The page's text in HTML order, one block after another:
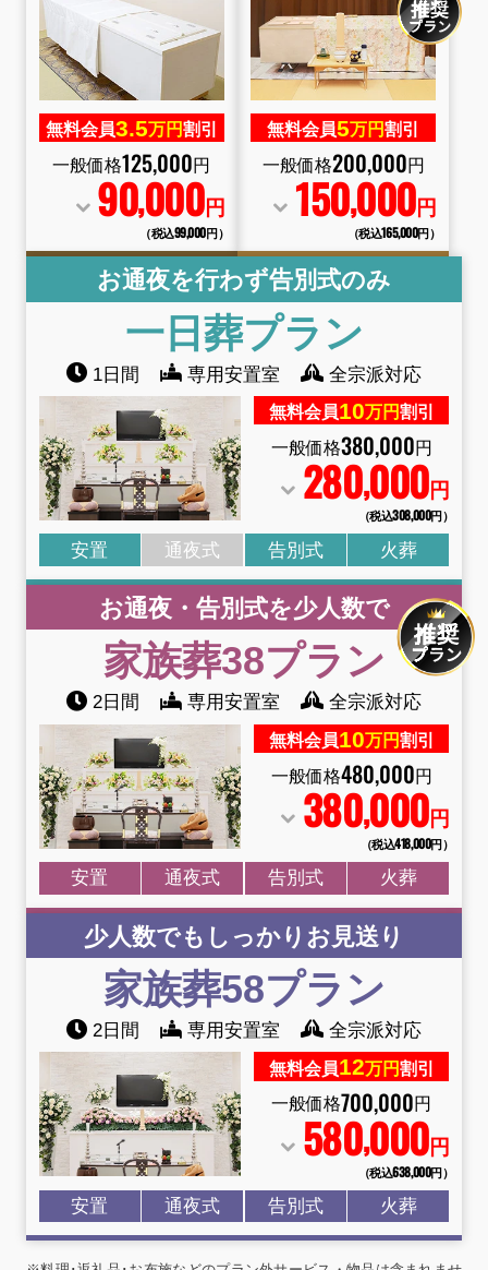
無料会員3.5万円割引
一般価格125,000円
90,000円
（税込99,000円）
無料会員5万円割引
一般価格200,000円
150,000円
（税込165,000円）
お通夜を行わず告別式のみ
一日葬プラン
1日間 専用安置室 全宗派対応
無料会員10万円割引
一般価格380,000円
280,000円
（税込308,000円）
安置 通夜式 告別式 火葬
お通夜・告別式を少人数で
家族葬38プラン
2日間 専用安置室 全宗派対応
無料会員10万円割引
一般価格480,000円
380,000円
（税込418,000円）
安置 通夜式 告別式 火葬
少人数でもしっかりお見送り
家族葬58プラン
2日間 専用安置室 全宗派対応
無料会員12万円割引
一般価格700,000円
580,000円
（税込638,000円）
安置 通夜式 告別式 火葬